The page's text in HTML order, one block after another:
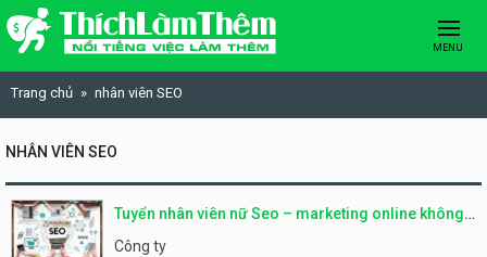
Skip to content
MENU
Trang chủ nhân viên SEO
NHÂN VIÊN SEO
Tuyển nhân viên nữ Seo – marketing online không
yêu cầu kinh nghiệm.
Công ty